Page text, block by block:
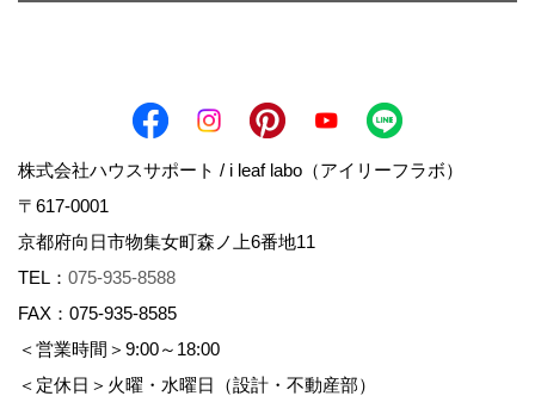
株式会社ハウスサポート / i leaf labo（アイリーフラボ）
〒617-0001
京都府向日市物集女町森ノ上6番地11
TEL： 075-935-8588
FAX：075-935-8585
＜営業時間＞9:00～18:00
＜定休日＞火曜・水曜日（設計・不動産部）